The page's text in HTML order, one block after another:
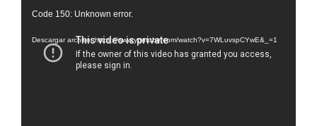
Reproductor
vídeo
Code 150: Unknown error.
Descargar archivo: https://www.youtube.com/watch?v=7WLuvspCYwE&_=1